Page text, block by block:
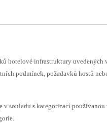
hotelové infrastruktury uvedených
podmínek, požadavků hostů
souladu s kategorizací používanou